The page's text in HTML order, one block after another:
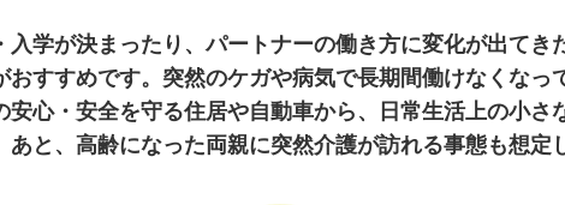
入学が決まったり、パートナーの働き方に変化が出て
おすすめです。突然のケガや病気で長期間働けなくなっ
安心・安全を守る住居や自動車から、日常生活上の小
あと、高齢になった両親に突然介護が訪れる事態も想定